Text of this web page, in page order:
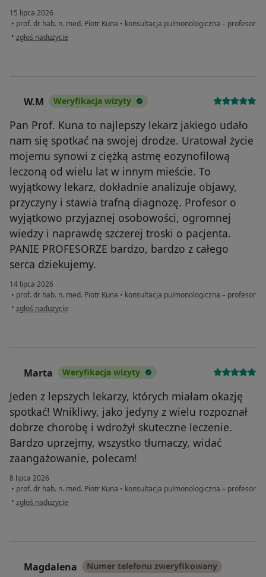
15 lipca 2026
• prof. dr hab. n. med. Piotr Kuna • konsultacja pulmonologiczna – profesor
• w opinii użytkownika Grzegorz
zgłoś nadużycie
W.M Weryfikacja wizyty
Pan Prof. Kuna to najlepszy lekarz jakiego udało
nam się spotkać na swojej drodze. Uratował życie
mojemu synowi z ciężką astmę eozynofilową
leczoną od wielu lat w innym mieście. To
wyjątkowy lekarz, dokładnie analizuje objawy,
przyczyny i stawia trafną diagnozę. Profesor o
wyjątkowo przyjaznej osobowości, ogromnej
wiedzy i naprawdę szczerej troski o pacjenta.
PANIE PROFESORZE bardzo, bardzo z całego
serca dziekujemy.
14 lipca 2026
• prof. dr hab. n. med. Piotr Kuna • konsultacja pulmonologiczna – profesor
• w opinii użytkownika W.M
zgłoś nadużycie
Marta Weryfikacja wizyty
Jeden z lepszych lekarzy, których miałam okazję
spotkać! Wnikliwy, jako jedyny z wielu rozpoznał
dobrze chorobę i wdrożył skuteczne leczenie.
Bardzo uprzejmy, wszystko tłumaczy, widać
zaangażowanie, polecam!
8 lipca 2026
• prof. dr hab. n. med. Piotr Kuna • konsultacja pulmonologiczna – profesor
• w opinii użytkownika Marta
zgłoś nadużycie
Magdalena Numer telefonu zweryfikowany